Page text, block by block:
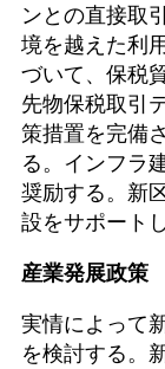
ンとの直接取
境を越えた利
づいて、保税
先物保税取引
策措置を完備
る。インフラ
奨励する。新
設をサポート
産業発展政策
実情によって
を検討する。